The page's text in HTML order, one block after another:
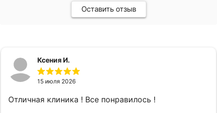
Оставить отзыв
Ксения И.
15 июля 2026
Отличная клиника ! Все понравилось !